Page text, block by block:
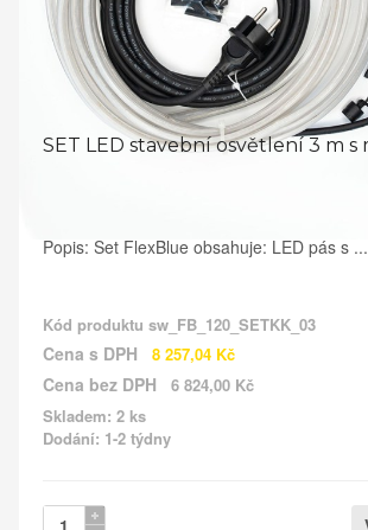
Popis: Set FlexBlue obsahuje: LED pás s ...
Kód produktu sw_FB_120_SETKK_03
Cena s DPH 8 257,04 Kč
Cena bez DPH
6 824,00 Kč
Skladem: 2 ks
Dodání: 1-2 týdny